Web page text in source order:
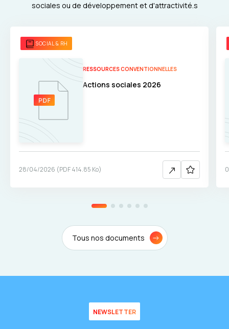
sociales ou de développement et d'attractivité.s
SOCIAL & RH
RESSOURCES CONVENTIONNELLES
Actions sociales 2026
28/04/2026 (PDF414.85 Ko)
Tous nos documents
NEWSLETTER